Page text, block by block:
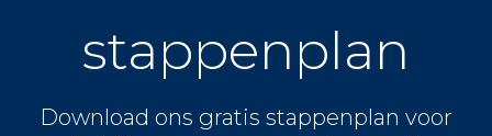
stappenplan
Download ons gratis stappenplan voor